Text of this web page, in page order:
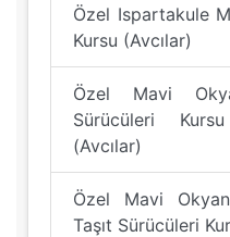
Özel Ispartakule
Kursu (Avcılar)
Özel Mavi
Sürücüleri
(Avcılar)
Özel Mavi
Taşıt Sürücüleri